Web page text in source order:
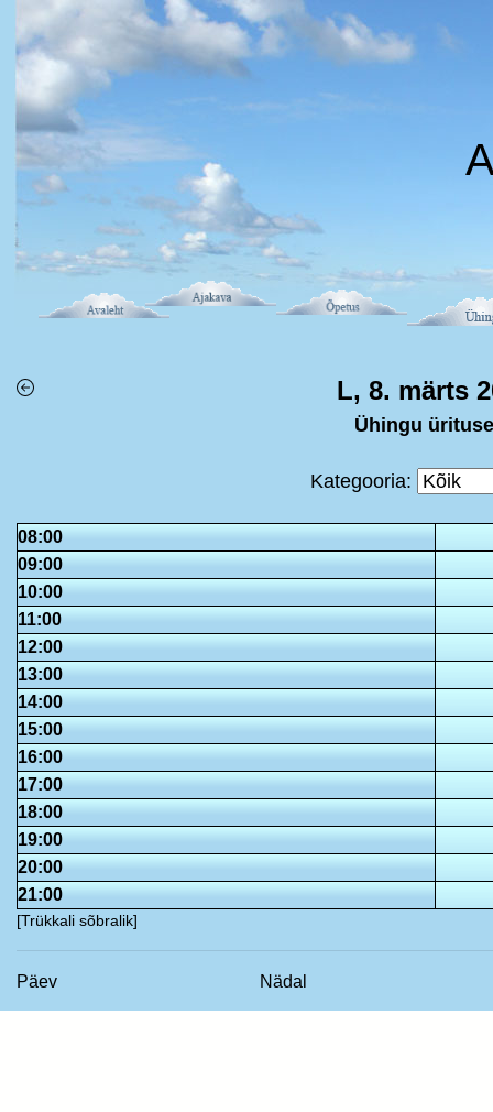
L, 8. märts
Ühingu
Kategooria:
08:00
09:00
10:00
11:00
12:00
13:00
14:00
15:00
16:00
17:00
18:00
19:00
20:00
21:00
[Trükkali sõbralik]
Päev Nädal